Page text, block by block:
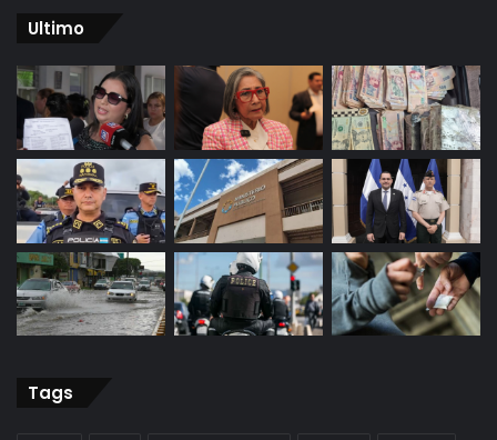
Ultimo
Tags